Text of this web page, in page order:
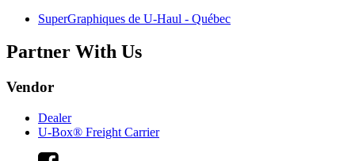
SuperGraphiques de U-Haul - Québec
Partner With Us
Vendor
Dealer
U-Box® Freight Carrier